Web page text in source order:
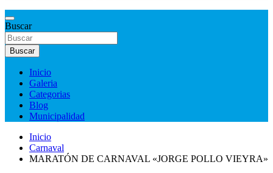
Buscar
Buscar
Inicio
Galeria
Categorias
Blog
Municipalidad
Inicio
Carnaval
MARATÓN DE CARNAVAL «JORGE POLLO VIEYRA»